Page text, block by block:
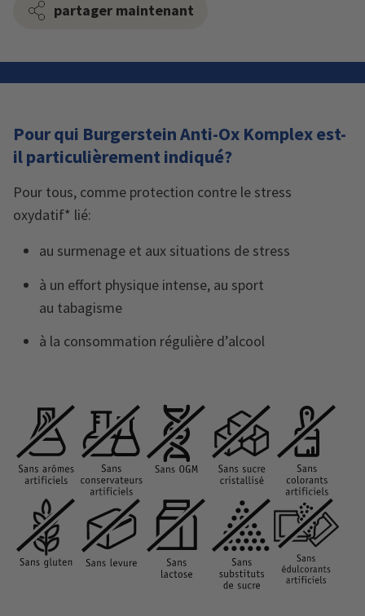
partager maintenant
Pour qui Burgerstein Anti-Ox Komplex est-
il particulièrement indiqué?
Pour tous, comme protection contre le stress
oxydatif* lié:
au surmenage et aux situations de stress
à un effort physique intense, au sport
au tabagisme
à la consommation régulière d’alcool